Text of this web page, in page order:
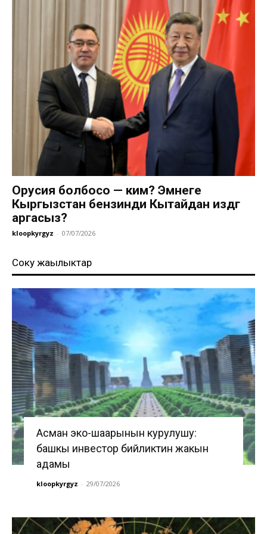
Орусия болбосо — ким? Эмнеге
Кыргызстан бензинди Кытайдан издөөгө
аргасыз?
kloopkyrgyz - 07/07/2026
Соңку жаңылыктар
Асман эко-шаарынын курулушу:
башкы инвестор бийликтин жакын
адамы
kloopkyrgyz - 29/07/2026